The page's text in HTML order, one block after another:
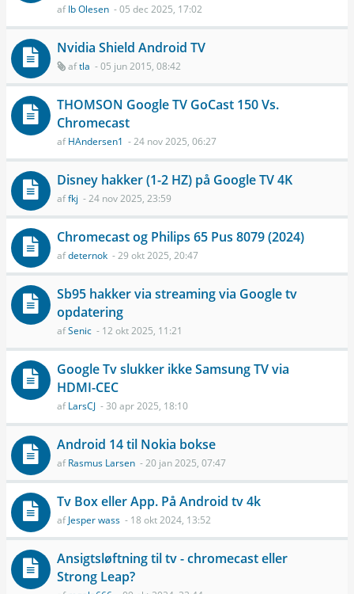
afIb Olesen - 05 dec 2025, 17:02
Nvidia Shield Android TV
aftla - 05 jun 2015, 08:42
THOMSON Google TV GoCast 150 Vs.
Chromecast
afHAndersen1 - 24 nov 2025, 06:27
Disney hakker (1-2 HZ) på Google TV 4K
affkj - 24 nov 2025, 23:59
Chromecast og Philips 65 Pus 8079 (2024)
afdeternok - 29 okt 2025, 20:47
Sb95 hakker via streaming via Google tv
opdatering
afSenic - 12 okt 2025, 11:21
Google Tv slukker ikke Samsung TV via
HDMI-CEC
afLarsCJ - 30 apr 2025, 18:10
Android 14 til Nokia bokse
afRasmus Larsen - 20 jan 2025, 07:47
Tv Box eller App. På Android tv 4k
afJesper wass - 18 okt 2024, 13:52
Ansigtsløftning til tv - chromecast eller
Strong Leap?